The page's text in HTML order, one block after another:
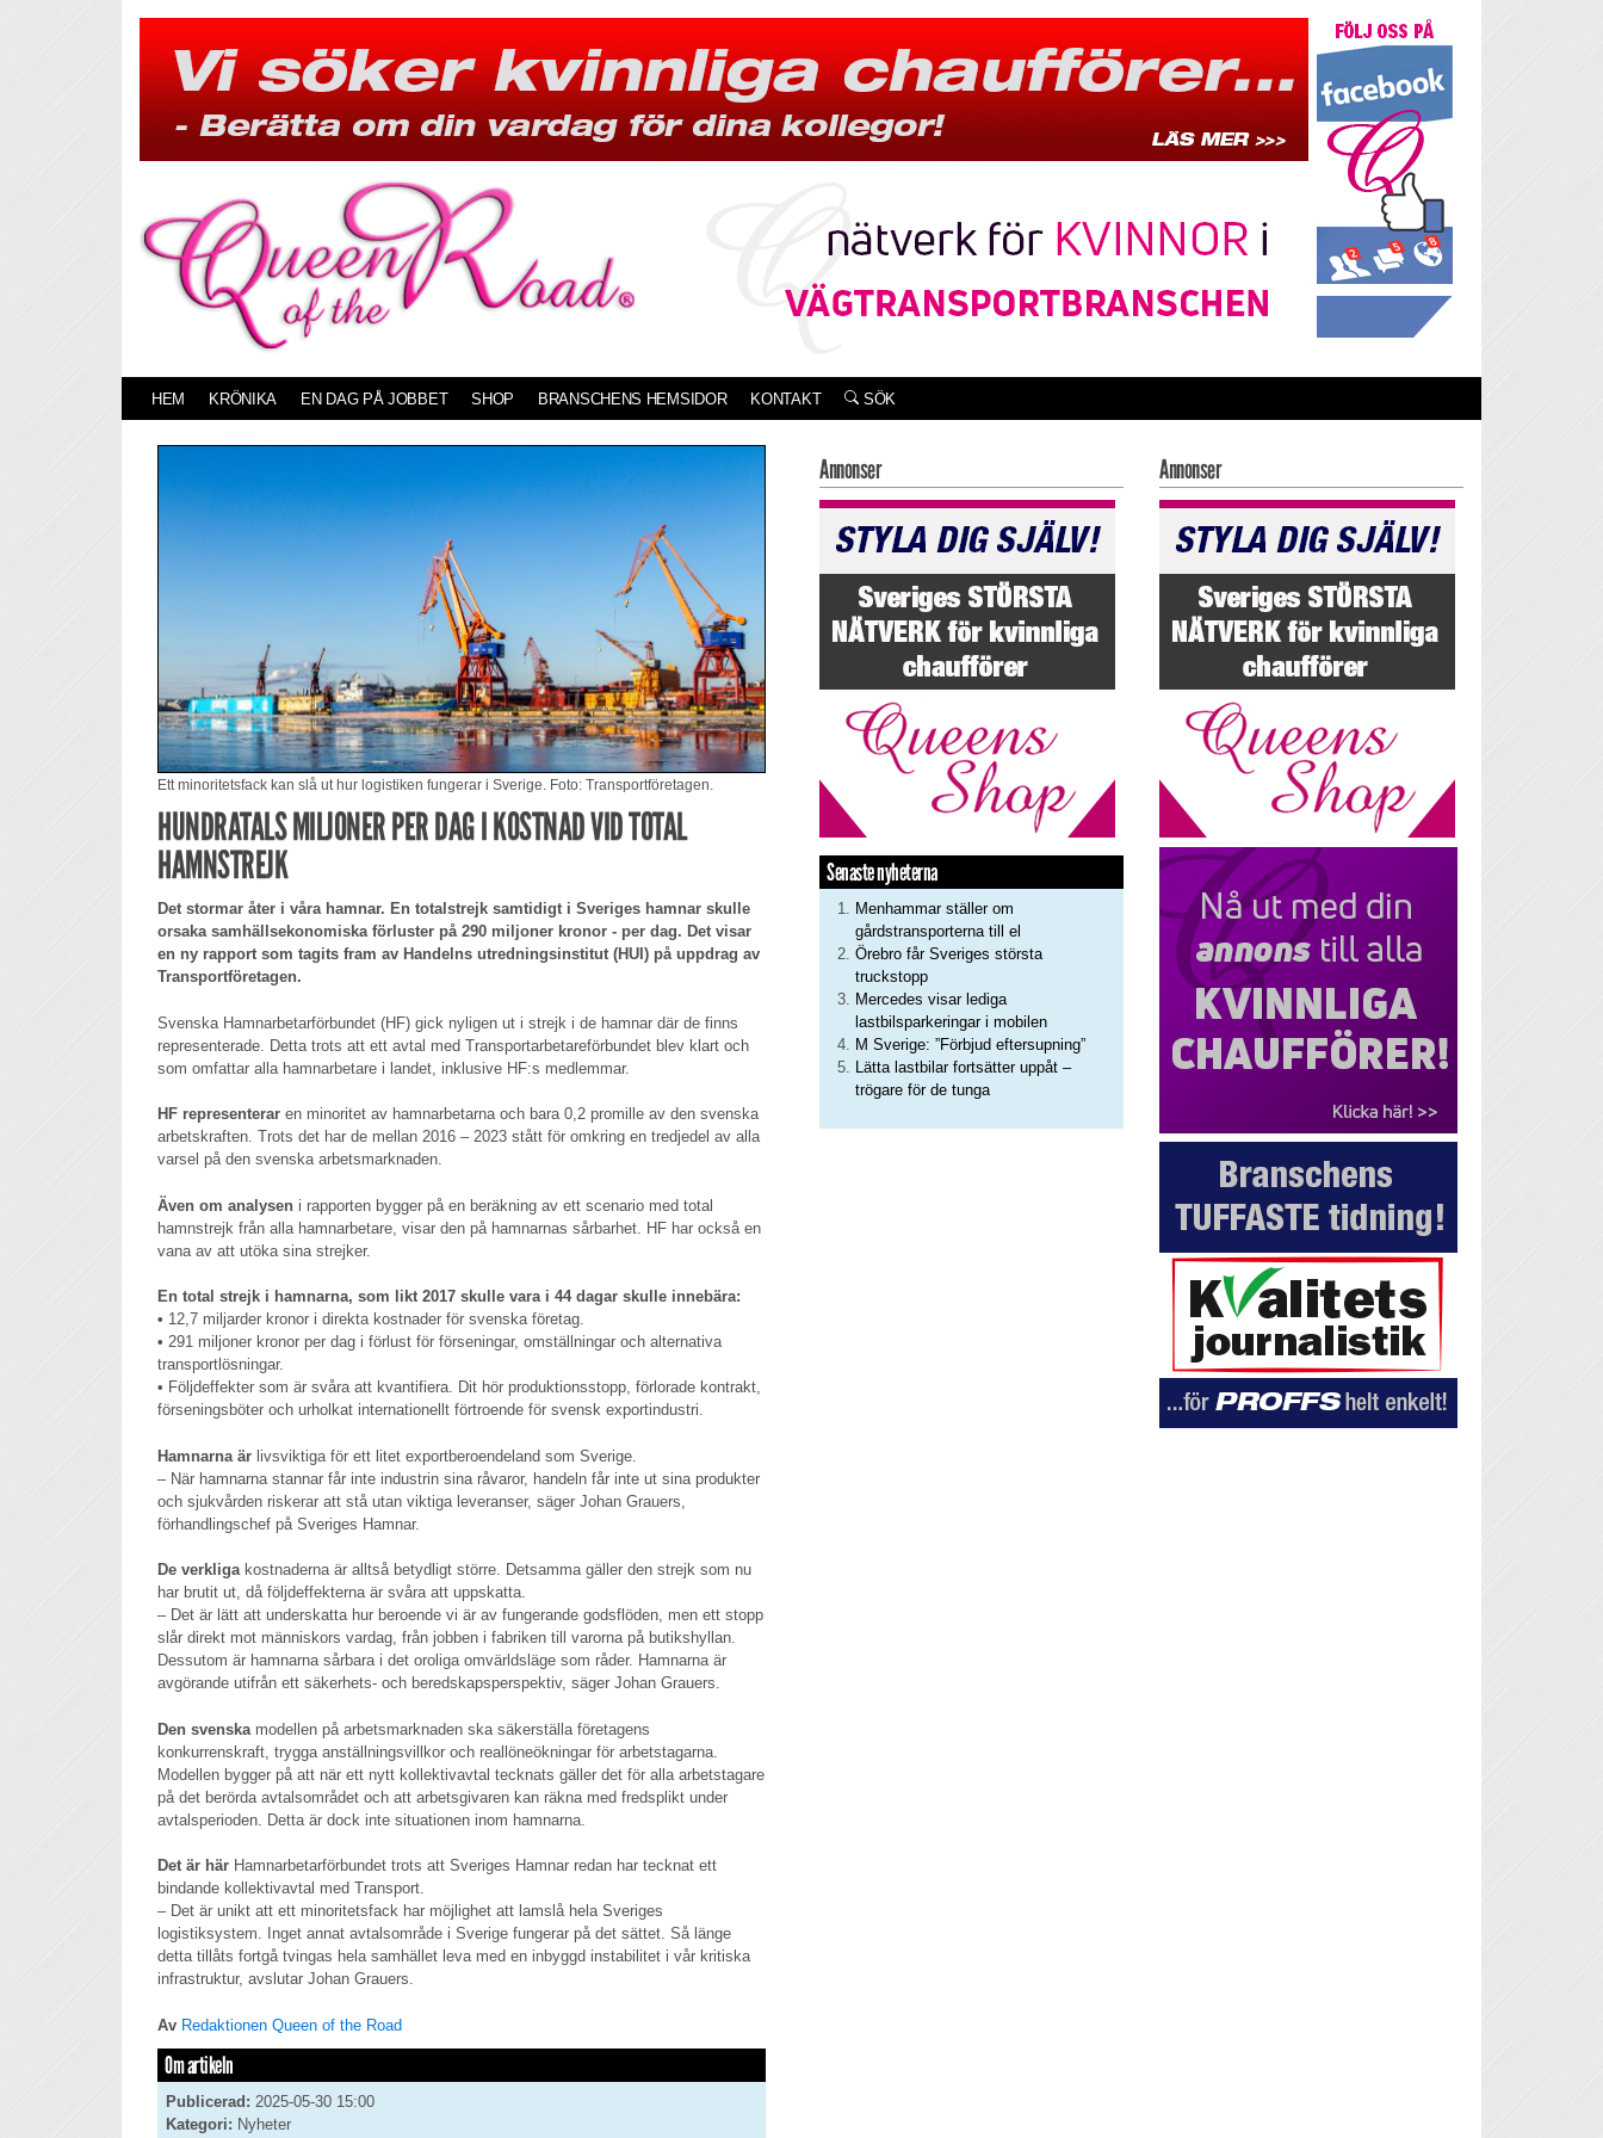
HEM KRÖNIKA EN DAG PÅ JOBBET SHOP BRANSCHENS HEMSIDOR KONTAKT SÖK
Ett minoritetsfack kan slå ut hur logistiken fungerar i Sverige. Foto: Transportföretagen.
HUNDRATALS MILJONER PER DAG I KOSTNAD VID TOTAL
HAMNSTREJK
Det stormar åter i våra hamnar. En totalstrejk samtidigt i Sveriges hamnar skulle
orsaka samhällsekonomiska förluster på 290 miljoner kronor - per dag. Det visar
en ny rapport som tagits fram av Handelns utredningsinstitut (HUI) på uppdrag av
Transportföretagen.
Svenska Hamnarbetarförbundet (HF) gick nyligen ut i strejk i de hamnar där de finns
representerade. Detta trots att ett avtal med Transportarbetareförbundet blev klart och
som omfattar alla hamnarbetare i landet, inklusive HF:s medlemmar.
HF representerar en minoritet av hamnarbetarna och bara 0,2 promille av den svenska
arbetskraften. Trots det har de mellan 2016 – 2023 stått för omkring en tredjedel av alla
varsel på den svenska arbetsmarknaden.
Även om analysen i rapporten bygger på en beräkning av ett scenario med total
hamnstrejk från alla hamnarbetare, visar den på hamnarnas sårbarhet. HF har också en
vana av att utöka sina strejker.
En total strejk i hamnarna, som likt 2017 skulle vara i 44 dagar skulle innebära:
• 12,7 miljarder kronor i direkta kostnader för svenska företag.
• 291 miljoner kronor per dag i förlust för förseningar, omställningar och alternativa
transportlösningar.
• Följdeffekter som är svåra att kvantifiera. Dit hör produktionsstopp, förlorade kontrakt,
förseningsböter och urholkat internationellt förtroende för svensk exportindustri.
Hamnarna är livsviktiga för ett litet exportberoendeland som Sverige.
– När hamnarna stannar får inte industrin sina råvaror, handeln får inte ut sina produkter
och sjukvården riskerar att stå utan viktiga leveranser, säger Johan Grauers,
förhandlingschef på Sveriges Hamnar.
De verkligakostnaderna är alltså betydligt större. Detsamma gäller den strejk som nu
har brutit ut, då följdeffekterna är svåra att uppskatta.
– Det är lätt att underskatta hur beroende vi är av fungerande godsflöden, men ett stopp
slår direkt mot människors vardag, från jobben i fabriken till varorna på butikshyllan.
Dessutom är hamnarna sårbara i det oroliga omvärldsläge som råder. Hamnarna är
avgörande utifrån ett säkerhets- och beredskapsperspektiv, säger Johan Grauers.
Den svenska modellen på arbetsmarknaden ska säkerställa företagens
konkurrenskraft, trygga anställningsvillkor och reallöneökningar för arbetstagarna.
Modellen bygger på att när ett nytt kollektivavtal tecknats gäller det för alla arbetstagare
på det berörda avtalsområdet och att arbetsgivaren kan räkna med fredsplikt under
avtalsperioden. Detta är dock inte situationen inom hamnarna.
Det är här Hamnarbetarförbundet trots att Sveriges Hamnar redan har tecknat ett
bindande kollektivavtal med Transport.
– Det är unikt att ett minoritetsfack har möjlighet att lamslå hela Sveriges
logistiksystem. Inget annat avtalsområde i Sverige fungerar på det sättet. Så länge
detta tillåts fortgå tvingas hela samhället leva med en inbyggd instabilitet i vår kritiska
infrastruktur, avslutar Johan Grauers.
Av Redaktionen Queen of the Road
Om artikeln
Publicerad: 2025-05-30 15:00
Kategori: Nyheter
Annonser
Senaste nyheterna
Menhammar ställer om
gårdstransporterna till el
Örebro får Sveriges största
truckstopp
Mercedes visar lediga
lastbilsparkeringar i mobilen
M Sverige: ”Förbjud eftersupning”
Lätta lastbilar fortsätter uppåt –
trögare för de tunga
Annonser